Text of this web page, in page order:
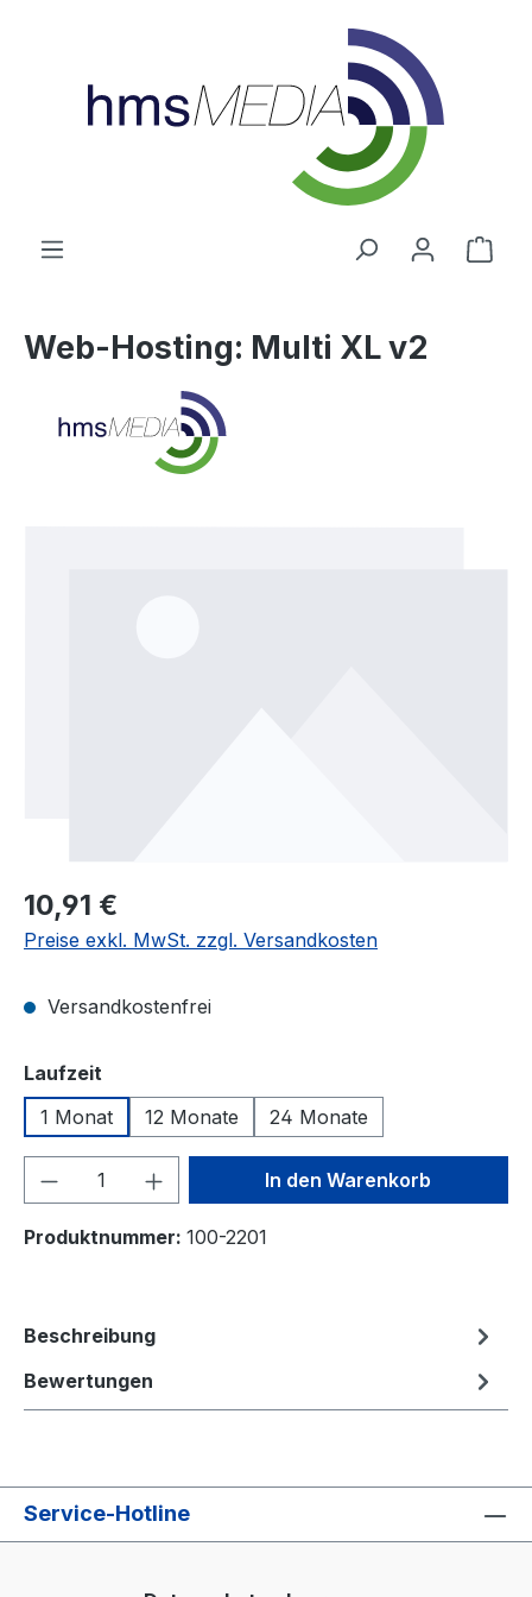
Web-Hosting: Multi XL v2
10,91 €
Preise exkl. MwSt. zzgl. Versandkosten
Versandkostenfrei
Laufzeit
1 Monat
12 Monate 24 Monate
Produkt Anzahl: Gib denIn den Warenkorb
Produktnummer: 100-2201
Beschreibung
Bewertungen
Service-Hotline